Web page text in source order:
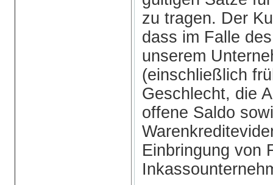
zu tragen. Der
dass im Falle
unserem
(einschließlich
Geschlecht, die
offene Saldo
Einbringung von